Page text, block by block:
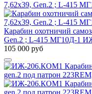
Карабин охотничий
Gen.2 ; L-415 МГ10Д-1
105 000 руб